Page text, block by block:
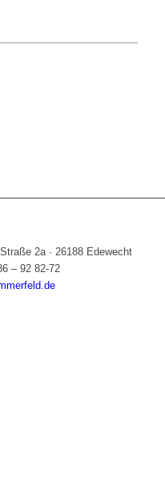
2a · 26188 Edewecht
– 92 82-72